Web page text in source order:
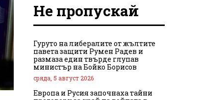
Не пропускай
Гуруто на либералите от жълтите
павета защити Румен Радев и
размаза един твърде глупав
министър на Бойко Борисов
сряда, 5 август 2026
Европа и Русия започнаха тайни